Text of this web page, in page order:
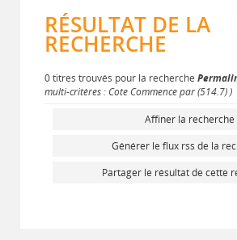
RÉSULTAT DE LA
RECHERCHE
0 titres trouvés pour la recherche
multi-critères : Cote Commence par (514.7) )
Affiner la recherche
Générer le flux rss de la
Partager le résultat de cette